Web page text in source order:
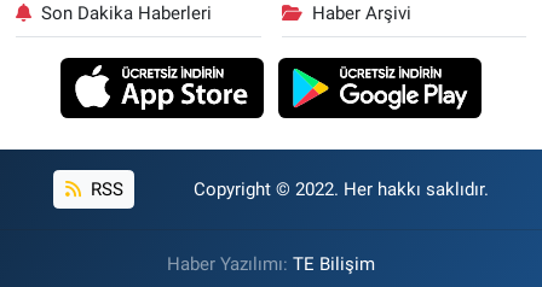
Son Dakika Haberleri Haber Arşivi
RSS Copyright © 2022. Her hakkı saklıdır.
Haber Yazılımı: TE Bilişim